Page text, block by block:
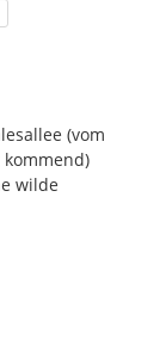
(vom
wilde